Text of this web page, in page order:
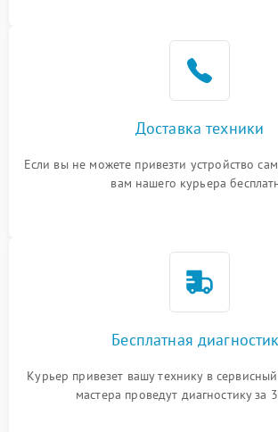
Доставка техники
Если вы не можете привезти устройство
вам нашего курьера
Бесплатная
Курьер привезет вашу технику в
мастера проведут диагностику за